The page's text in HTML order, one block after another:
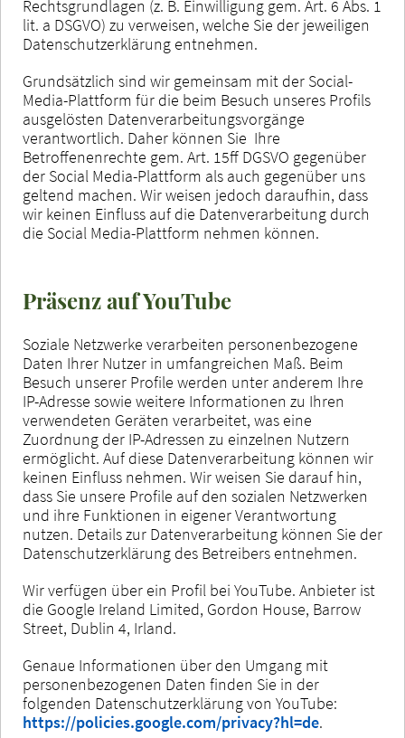
Rechtsgrundlagen (z. B. Einwilligung gem. Art. 6 Abs. 1
lit. a DSGVO) zu verweisen, welche Sie der jeweiligen
Datenschutzerklärung entnehmen.
Grundsätzlich sind wir gemeinsam mit der Social-
Media-Plattform für die beim Besuch unseres Profils
ausgelösten Datenverarbeitungsvorgänge
verantwortlich. Daher können Sie Ihre
Betroffenenrechte gem. Art. 15ff DGSVO gegenüber
der Social Media-Plattform als auch gegenüber uns
geltend machen. Wir weisen jedoch daraufhin, dass
wir keinen Einfluss auf die Datenverarbeitung durch
die Social Media-Plattform nehmen können.
Präsenz auf YouTube
Soziale Netzwerke verarbeiten personenbezogene
Daten Ihrer Nutzer in umfangreichen Maß. Beim
Besuch unserer Profile werden unter anderem Ihre
IP-Adresse sowie weitere Informationen zu Ihren
verwendeten Geräten verarbeitet, was eine
Zuordnung der IP-Adressen zu einzelnen Nutzern
ermöglicht. Auf diese Datenverarbeitung können wir
keinen Einfluss nehmen. Wir weisen Sie darauf hin,
dass Sie unsere Profile auf den sozialen Netzwerken
und ihre Funktionen in eigener Verantwortung
nutzen. Details zur Datenverarbeitung können Sie der
Datenschutzerklärung des Betreibers entnehmen.
Wir verfügen über ein Profil bei YouTube. Anbieter ist
die Google Ireland Limited, Gordon House, Barrow
Street, Dublin 4, Irland.
Genaue Informationen über den Umgang mit
personenbezogenen Daten finden Sie in der
folgenden Datenschutzerklärung von YouTube:
https://policies.google.com/privacy?hl=de.